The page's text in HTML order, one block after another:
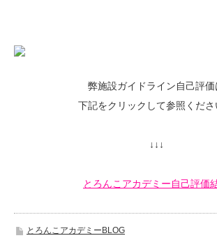
弊施設ガイドライン自己評価
下記をクリックして参照くださ
↓↓↓
とろんこアカデミー自己評価
とろんこアカデミーBLOG